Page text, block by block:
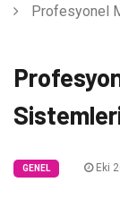
Profesyonel
GENEL Eki